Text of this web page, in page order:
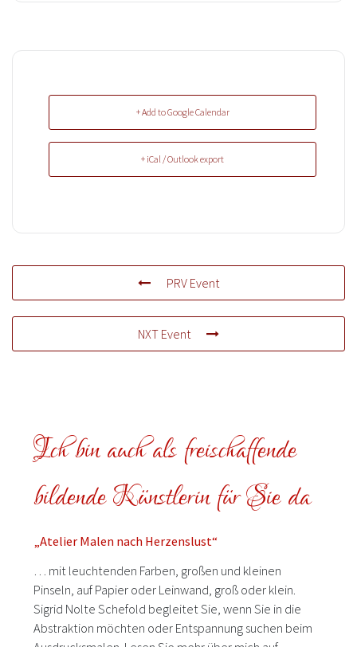
+ Add to Google Calendar
+ iCal / Outlook export
PRV Event
NXT Event
Ich bin auch als freischaffende
bildende Künstlerin für Sie da
„Atelier Malen nach Herzenslust“
… mit leuchtenden Farben, großen und kleinen
Pinseln, auf Papier oder Leinwand, groß oder klein.
Sigrid Nolte Schefold begleitet Sie, wenn Sie in die
Abstraktion möchten oder Entspannung suchen beim